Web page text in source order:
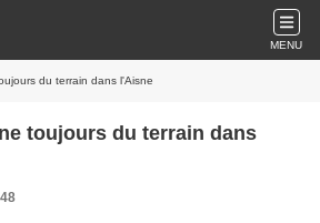
MENU
du terrain dans l'Aisne
toujours du terrain dans